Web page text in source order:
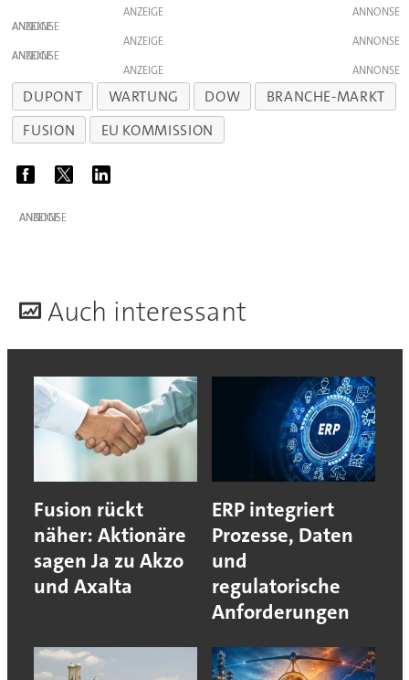
ANZEIGE
ANZEIGE
ANZEIGE
ANZEIGE
ANZEIGE
DUPONT WARTUNG DOW
BRANCHE-MARKT
FUSION
EU KOMMISSION
ANZEIGE
Auch interessant
Fusion rückt
näher: Aktionäre
sagen Ja zu Akzo
und Axalta
ERP integriert
Prozesse, Daten
und
regulatorische
Anforderungen